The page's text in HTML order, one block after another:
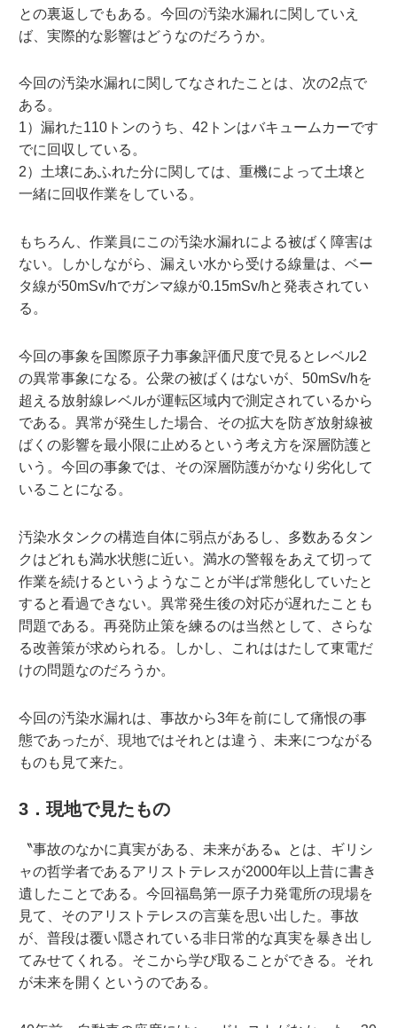
との裏返しでもある。今回の汚染水漏れに関していえ
ば、実際的な影響はどうなのだろうか。
今回の汚染水漏れに関してなされたことは、次の2点で
ある。
1）漏れた110トンのうち、42トンはバキュームカーです
でに回収している。
2）土壌にあふれた分に関しては、重機によって土壌と
一緒に回収作業をしている。
もちろん、作業員にこの汚染水漏れによる被ばく障害は
ない。しかしながら、漏えい水から受ける線量は、ベー
タ線が50mSv/hでガンマ線が0.15mSv/hと発表されてい
る。
今回の事象を国際原子力事象評価尺度で見るとレベル2
の異常事象になる。公衆の被ばくはないが、50mSv/hを
超える放射線レベルが運転区域内で測定されているから
である。異常が発生した場合、その拡大を防ぎ放射線被
ばくの影響を最小限に止めるという考え方を深層防護と
いう。今回の事象では、その深層防護がかなり劣化して
いることになる。
汚染水タンクの構造自体に弱点があるし、多数あるタン
クはどれも満水状態に近い。満水の警報をあえて切って
作業を続けるというようなことが半ば常態化していたと
すると看過できない。異常発生後の対応が遅れたことも
問題である。再発防止策を練るのは当然として、さらな
る改善策が求められる。しかし、これははたして東電だ
けの問題なのだろうか。
今回の汚染水漏れは、事故から3年を前にして痛恨の事
態であったが、現地ではそれとは違う、未来につながる
ものも見て来た。
3．現地で見たもの
〝事故のなかに真実がある、未来がある〟とは、ギリシ
ャの哲学者であるアリストテレスが2000年以上昔に書き
遺したことである。今回福島第一原子力発電所の現場を
見て、そのアリストテレスの言葉を思い出した。事故
が、普段は覆い隠されている非日常的な真実を暴き出し
てみせてくれる。そこから学び取ることができる。それ
が未来を開くというのである。